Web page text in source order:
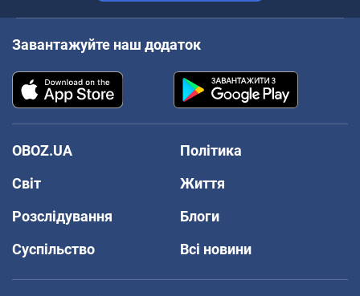
Завантажуйте наш додаток
OBOZ.UA
Політика
Світ
Життя
Розслідування
Блоги
Суспільство
Всі новини